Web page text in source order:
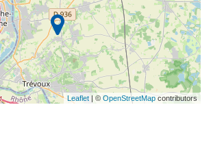
Leaflet | © OpenStreetMap contributors